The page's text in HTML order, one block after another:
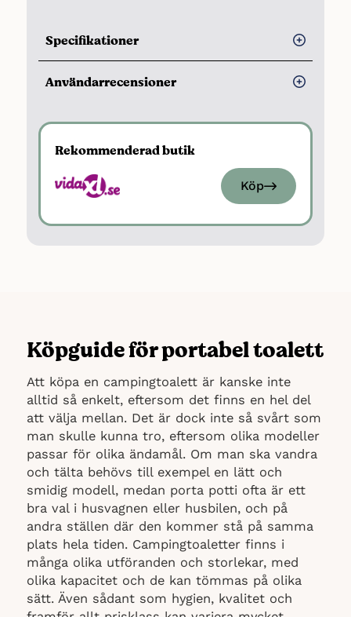
Specifikationer
Kapacitet: 10 liter
Maxvikt: 200 kg
Färg: Grå
Sitthöjd: 29,5 cm
Användarrecensioner
Prisvärd
Hög kvalitet
Kompakt design
Inga nackdelar
Rekommenderad butik
Köp
Köpguide för portabel toalett
Att köpa en campingtoalett är kanske inte
alltid så enkelt, eftersom det finns en hel del
att välja mellan. Det är dock inte så svårt som
man skulle kunna tro, eftersom olika modeller
passar för olika ändamål. Om man ska vandra
och tälta behövs till exempel en lätt och
smidig modell, medan porta potti ofta är ett
bra val i husvagnen eller husbilen, och på
andra ställen där den kommer stå på samma
plats hela tiden. Campingtoaletter finns i
många olika utföranden och storlekar, med
olika kapacitet och de kan tömmas på olika
sätt. Även sådant som hygien, kvalitet och